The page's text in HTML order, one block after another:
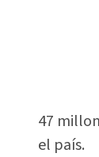
47
el país.